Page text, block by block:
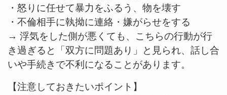
・怒りに任せて暴力をふるう、物を壊す
・不倫相手に執拗に連絡・嫌がらせをする
→ 浮気をした側が悪くても、こちらの行動が行
き過ぎると「双方に問題あり」と見られ、話し合
いや手続きで不利になることがあります。
【注意しておきたいポイント】